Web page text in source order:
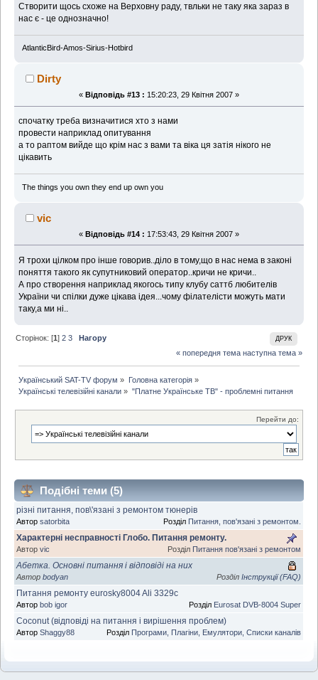
Створити щось схоже на Верховну раду, твльки не таку яка зараз в
нас є - це однозначно!
AtlanticBird-Amos-Sirius-Hotbird
Dirty
« Відповідь #13 : 15:20:23, 29 Квітня 2007 »
спочатку треба визначитися хто з нами
провести наприклад опитування
а то раптом вийде що крім нас з вами та віка ця затія нікого не
цікавить
The things you own they end up own you
vic
« Відповідь #14 : 17:53:43, 29 Квітня 2007 »
Я трохи цілком про інше говорив..діло в тому,що в нас нема в законі
поняття такого як супутниковий оператор..кричи не кричи..
А про створення наприклад якогось типу клубу саттб любителів
України чи спілки дуже цікава ідея...чому філателісти можуть мати
таку,а ми ні..
ДРУК
Сторінок: [1]2 3
Нагору
« попередня тема наступна тема »
Український SAT-TV форум » Головна категорія»
Українські телевізійні канали » "Платне Українське ТВ" - проблемні питання
Перейти до:
Подібні теми (5)
різні питання, пов\'язані з ремонтом тюнерів
Автор satorbita Розділ Питання, пов'язані з ремонтом.
Характерні несправності Глобо. Питання ремонту.
Автор vic Розділ Питання пов'язані з ремонтом
Абетка. Основні питання і відповіді на них
Автор bodyan Розділ Інструкції (FAQ)
Питання ремонту eurosky8004 Ali 3329c
Автор bob igor Розділ Eurosat DVB-8004 Super
Coconut (відповіді на питання і вирішення проблем)
Автор Shaggy88 Розділ Програми, Плагіни, Емулятори, Списки каналів